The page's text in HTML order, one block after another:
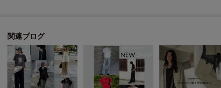
※照明の関係により、実際よりも色味が違って見える場合があります。ま
関連ブログ